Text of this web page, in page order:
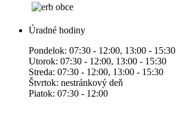
Úradné hodiny
Pondelok: 07:30 - 12:00, 13:00 - 15:30
Utorok: 07:30 - 12:00, 13:00 - 15:30
Streda: 07:30 - 12:00, 13:00 - 15:30
Štvrtok: nestránkový deň
Piatok: 07:30 - 12:00